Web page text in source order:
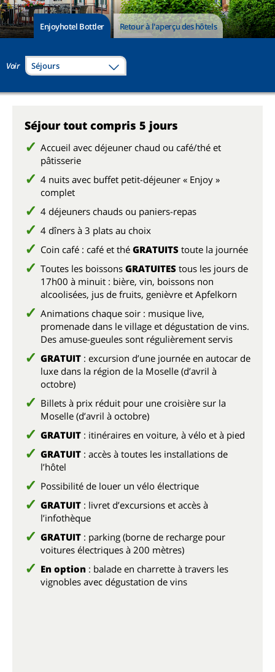
Enjoyhotel Bottler Retour à l'aperçu des hôtels
Voir Séjours
Séjour tout compris 5 jours
Accueil avec déjeuner chaud ou café/thé et
pâtisserie
4 nuits avec buffet petit-déjeuner « Enjoy »
complet
4 déjeuners chauds ou paniers-repas
4 dîners à 3 plats au choix
Coin café : café et thé GRATUITS toute la journée
Toutes les boissons GRATUITES tous les jours de
17h00 à minuit : bière, vin, boissons non
alcoolisées, jus de fruits, genièvre et Apfelkorn
Animations chaque soir : musique live,
promenade dans le village et dégustation de vins.
Des amuse-gueules sont régulièrement servis
GRATUIT : excursion d’une journée en autocar de
luxe dans la région de la Moselle (d’avril à
octobre)
Billets à prix réduit pour une croisière sur la
Moselle (d’avril à octobre)
GRATUIT : itinéraires en voiture, à vélo et à pied
GRATUIT : accès à toutes les installations de
l’hôtel
Possibilité de louer un vélo électrique
GRATUIT : livret d’excursions et accès à
l’infothèque
GRATUIT : parking (borne de recharge pour
voitures électriques à 200 mètres)
En option : balade en charrette à travers les
vignobles avec dégustation de vins